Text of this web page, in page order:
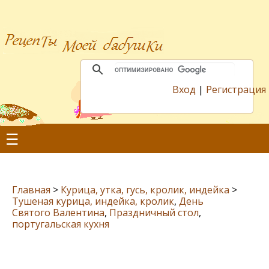
Вход | Регистрация
☰
Главная > Курица, утка, гусь, кролик, индейка >
Тушеная курица, индейка, кролик, День
Святого Валентина, Праздничный стол,
португальская кухня